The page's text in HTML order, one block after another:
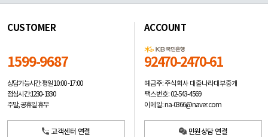
CUSTOMER
1599-9687
상담가능시간: 평일10:00 -17:00
점심시간: 12:30 - 13:30
주말, 공휴일 휴무
고객센터 연결
ACCOUNT
92470-2470-61
예금주: 주식회사 대출나라대부중개
팩스번호: 02-543-4569
이메일: na-0366@naver.com
민원상담 연결